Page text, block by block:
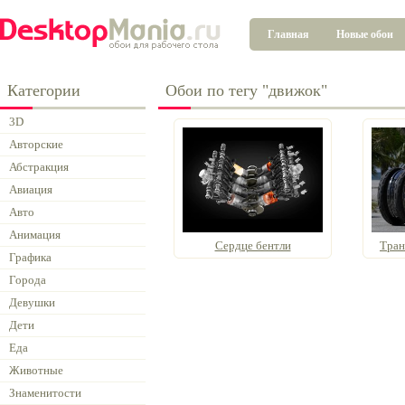
Главная Новые обои
Категории
3D
Авторские
Абстракция
Авиация
Авто
Анимация
Графика
Города
Девушки
Дети
Еда
Животные
Знаменитости
Обои по тегу "движок"
Сердце бентли